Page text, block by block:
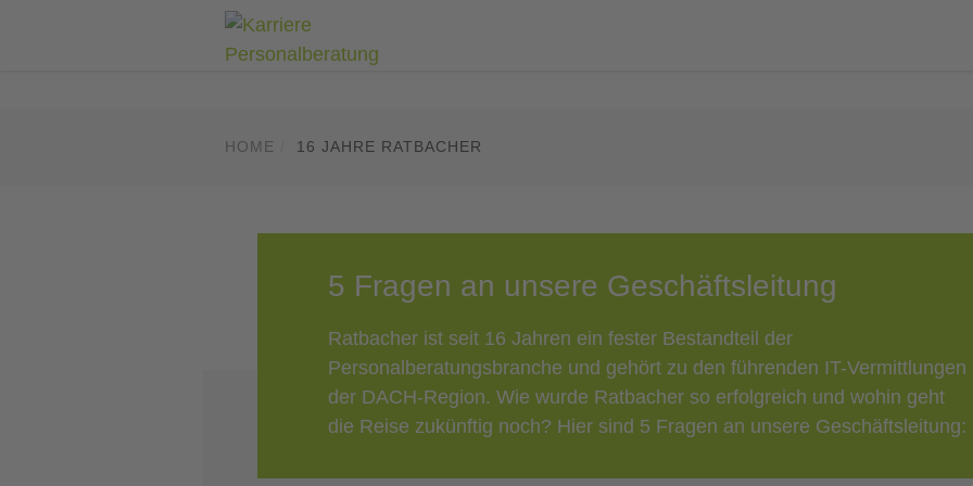
HOME 16 JAHRE RATBACHER
5 Fragen an unsere Geschäftsleitung
Ratbacher ist seit 16 Jahren ein fester Bestandteil der
Personalberatungsbranche und gehört zu den führenden IT-Vermittlungen
der DACH-Region. Wie wurde Ratbacher so erfolgreich und wohin geht
die Reise zukünftig noch? Hier sind 5 Fragen an unsere Geschäftsleitung: